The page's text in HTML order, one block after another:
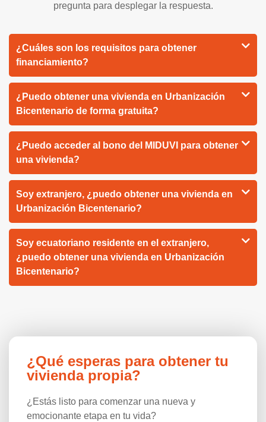
pregunta para desplegar la respuesta.
¿Cuáles son los requisitos para obtener
financiamiento?
¿Puedo obtener una vivienda en Urbanización
Bicentenario de forma gratuita?
¿Puedo acceder al bono del MIDUVI para obtener
una vivienda?
Soy extranjero, ¿puedo obtener una vivienda en
Urbanización Bicentenario?
Soy ecuatoriano residente en el extranjero,
¿puedo obtener una vivienda en Urbanización
Bicentenario?
¿Qué esperas para obtener tu
vivienda propia?
¿Estás listo para comenzar una nueva y
emocionante etapa en tu vida?